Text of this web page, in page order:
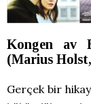
Kongen av
(Marius
Gerçek bir